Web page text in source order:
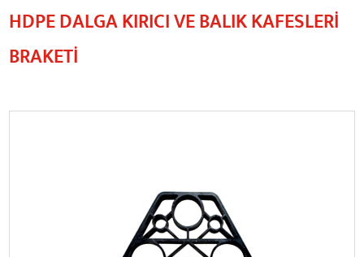
HDPE DALGA KIRICI VE BALIK KAFESLERI
BRAKETI